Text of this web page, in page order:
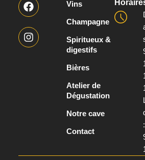
a
e
b
n
t
a
Vins
Champagne
Spiritueux &
digestifs
Bières
Atelier de
Dégustation
Notre cave
Contact
: